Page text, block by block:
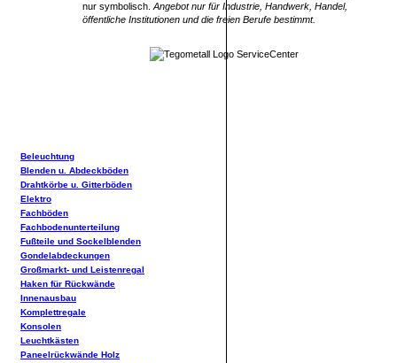
nur symbolisch. Angebot nur für Industrie, Handwerk, Handel,
öffentliche Institutionen und die freien Berufe bestimmt.
Beleuchtung
Blenden u. Abdeckböden
Drahtkörbe u. Gitterböden
Elektro
Fachböden
Fachbodenunterteilung
Fußteile und Sockelblenden
Gondelabdeckungen
Großmarkt- und Leistenregal
Haken für Rückwände
Innenausbau
Komplettregale
Konsolen
Leuchtkästen
Paneelrückwände Holz